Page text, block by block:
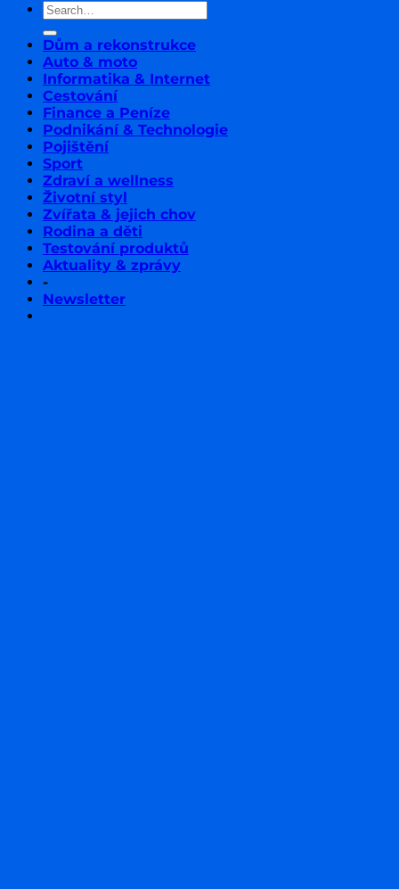
Dům a rekonstrukce
Auto & moto
Informatika & Internet
Cestování
Finance a Peníze
Podnikání & Technologie
Pojištění
Sport
Zdraví a wellness
Životní styl
Zvířata & jejich chov
Rodina a děti
Testování produktů
Aktuality & zprávy
-
Newsletter